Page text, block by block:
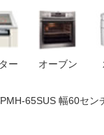
ー オーブン
65SUS 幅60セ